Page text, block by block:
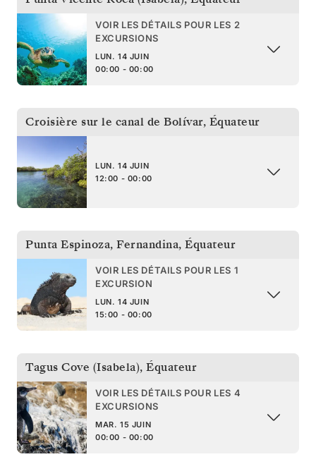
VOIR LES DÉTAILS POUR LES 2
EXCURSIONS
LUN. 14 JUIN
00:00 - 00:00
Croisière sur le canal de Bolívar, Équateur
LUN. 14 JUIN
12:00 - 00:00
Punta Espinoza, Fernandina, Équateur
VOIR LES DÉTAILS POUR LES 1
EXCURSION
LUN. 14 JUIN
15:00 - 00:00
Tagus Cove (Isabela), Équateur
VOIR LES DÉTAILS POUR LES 4
EXCURSIONS
MAR. 15 JUIN
00:00 - 00:00